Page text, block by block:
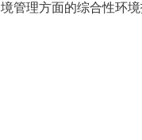
境管理方面的综合性环